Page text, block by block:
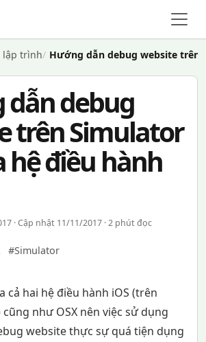
lập trình Hướng dẫn debug website trên
debug
trên Simulator
hệ điều hành
· Cập nhật 11/11/2017 · 2 phút đọc
#Simulator
cả hai hệ điều hành iOS (trên
như OSX nên việc sử dụng
website thực sự quá tiện dụng